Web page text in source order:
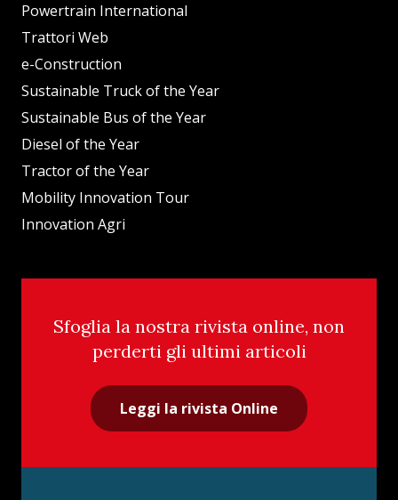
Powertrain International
Trattori Web
e-Construction
Sustainable Truck of the Year
Sustainable Bus of the Year
Diesel of the Year
Tractor of the Year
Mobility Innovation Tour
Innovation Agri
Sfoglia la nostra rivista online, non
perderti gli ultimi articoli
Leggi la rivista Online